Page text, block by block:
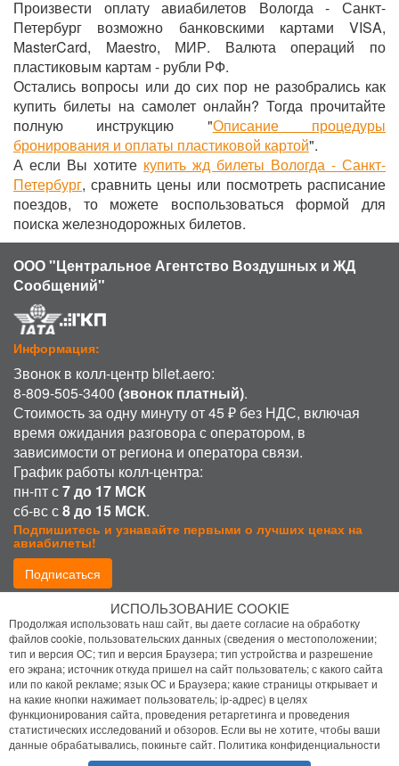
Произвести оплату авиабилетов Вологда - Санкт-
Петербург возможно банковскими картами VISA,
MasterCard, Maestro, МИР. Валюта операций по
пластиковым картам - рубли РФ.
Остались вопросы или до сих пор не разобрались как
купить билеты на самолет онлайн? Тогда прочитайте
полную инструкцию "Описание процедуры
бронирования и оплаты пластиковой картой".
А если Вы хотите купить жд билеты Вологда - Санкт-
Петербург, сравнить цены или посмотреть расписание
поездов, то можете воспользоваться формой для
поиска железнодорожных билетов.
ООО "Центральное Агентство Воздушных и ЖД
Сообщений"
Информация:
Звонок в колл-центр bilet.aero:
8-809-505-3400 (звонок платный).
Стоимость за одну минуту от 45 ₽ без НДС, включая
время ожидания разговора с оператором, в
зависимости от региона и оператора связи.
График работы колл-центра:
пн-пт с7 до 17 МСК
сб-вс с8 до 15 МСК.
Подпишитесь и узнавайте первыми о лучших ценах на
авиабилеты!
Подписаться
Присоединиться:
Политика конфиденциальности
ИСПОЛЬЗОВАНИЕ COOKIE
Продолжая использовать наш сайт, вы даете согласие на обработку
файлов cookie, пользовательских данных (сведения о местоположении;
тип и версия ОС; тип и версия Браузера; тип устройства и разрешение
его экрана; источник откуда пришел на сайт пользователь; с какого сайта
или по какой рекламе; язык ОС и Браузера; какие страницы открывает и
на какие кнопки нажимает пользователь; ip-адрес) в целях
функционирования сайта, проведения ретаргетинга и проведения
статистических исследований и обзоров. Если вы не хотите, чтобы ваши
данные обрабатывались, покиньте сайт. Политика конфиденциальности